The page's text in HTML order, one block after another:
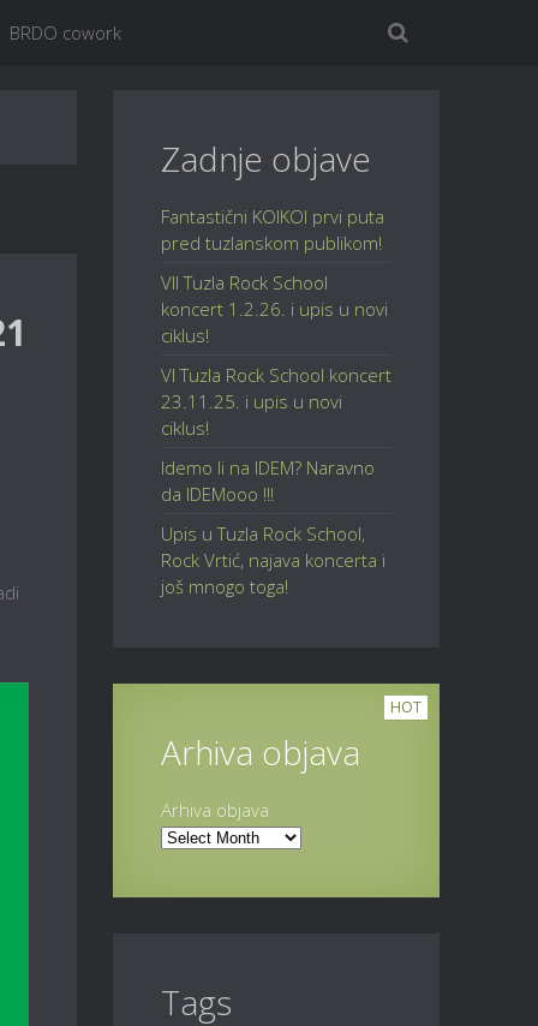
BRDO cowork
Zadnje objave
Fantastični KOIKOI prvi puta
pred tuzlanskom publikom!
VII Tuzla Rock School
koncert 1.2.26. i upis u novi
ciklus!
VI Tuzla Rock School koncert
23.11.25. i upis u novi
ciklus!
Idemo li na IDEM? Naravno
da IDEMooo !!!
Upis u Tuzla Rock School,
Rock Vrtić, najava koncerta i
još mnogo toga!
HOT
Arhiva objava
Arhiva objava
Tags